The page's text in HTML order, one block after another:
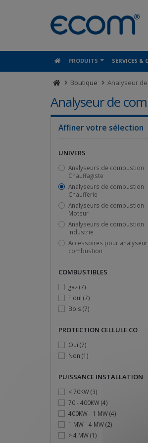
PRODUITS SERVICES &
Boutique Analyseur
Analyseur de
Affiner votre sélection
UNIVERS
Analyseurs de combustion
Chauffagiste
Analyseurs de combustion
Chaufferie
Analyseurs de combustion
Moteur
Analyseurs de combustion
Industrie
Accessoires pour
combustion
COMBUSTIBLES
gaz(7)
Fioul (7)
Bois (7)
PROTECTION CELLULE CO
Oui (7)
Non (1)
PUISSANCE INSTALLATION
< 70KW(3)
70 - 400KW(4)
400KW - 1 MW(4)
1 MW - 4 MW(2)
> 4 MW(1)